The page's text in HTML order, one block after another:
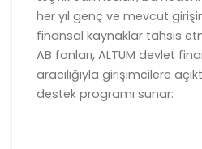
her yıl genç ve mevcut
finansal kaynaklar tahsis
AB fonları, ALTUM devlet
aracılığıyla girişimcilere
destek programı sunar: